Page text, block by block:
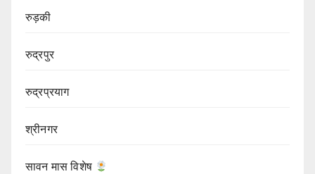
रुड़की
रुद्रपुर
रुद्रप्रयाग
श्रीनगर
सावन मास विशेष